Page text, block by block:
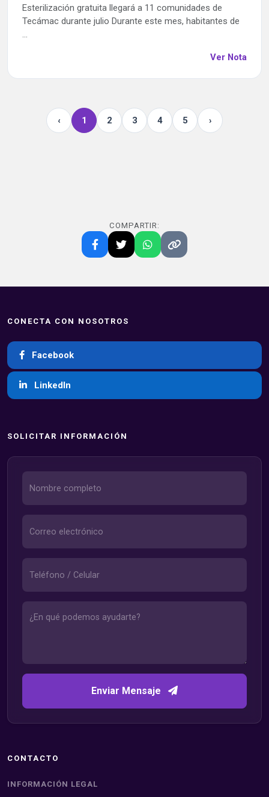
Esterilización gratuita llegará a 11 comunidades de
Tecámac durante julio Durante este mes, habitantes de
...
Ver Nota
‹ 1 2 3 4 5 ›
COMPARTIR:
CONECTA CON NOSOTROS
Facebook
LinkedIn
SOLICITAR INFORMACIÓN
Enviar Mensaje
CONTACTO
INFORMACIÓN LEGAL